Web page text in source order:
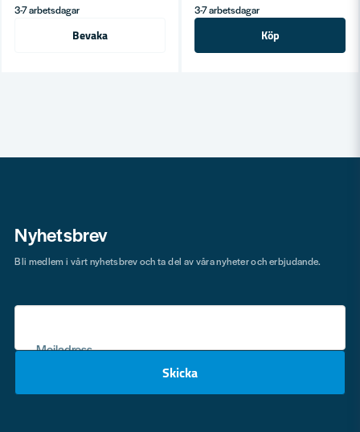
3-7 arbetsdagar
Bevaka
3-7 arbetsdagar
Köp
Nyhetsbrev
Mejladress
Skicka
Bli medlem i vårt nyhetsbrev och ta del av våra nyheter och erbjudande.